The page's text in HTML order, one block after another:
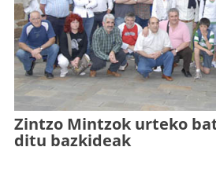
Zintzo Mintzok urteko
ditu bazkideak